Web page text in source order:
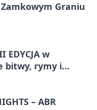
Graniu
EDYCJA w
bitwy, rymy i
– ABR